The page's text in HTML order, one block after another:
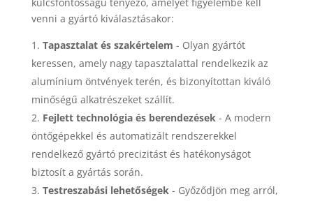
kulcsfontosságú tényező, amelyet figyelembe kell
venni a gyártó kiválasztásakor:
Tapasztalat és szakértelem - Olyan gyártót
keressen, amely nagy tapasztalattal rendelkezik az
alumínium öntvények terén, és bizonyítottan kiváló
minőségű alkatrészeket szállít.
Fejlett technológia és berendezések- A modern
öntőgépekkel és automatizált rendszerekkel
rendelkező gyártó precizitást és hatékonyságot
biztosít a gyártás során.
Testreszabási lehetőségek- Győződjön meg arról,